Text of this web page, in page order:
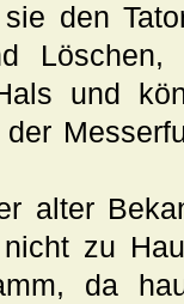
den
und
alter
zu
da